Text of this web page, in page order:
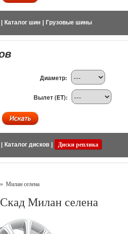
Каталог шин Грузовые шины
Диаметр:
Вылет (ET):
Каталог дисков Диски реплика
» Милан селена
Скад Милан селена